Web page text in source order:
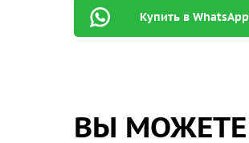
Купить в WhatsApp
ВЫ МОЖЕТЕ